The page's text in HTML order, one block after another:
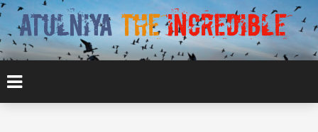
Skip
Content
ATULNIYA THE
ATUL BANSAL AGRA